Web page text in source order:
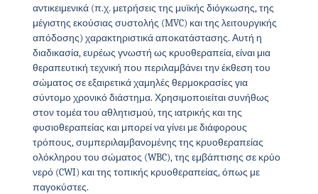
αντικειμενικά (π.χ. μετρήσεις της μυϊκής διόγκωσης, της
μέγιστης εκούσιας συστολής (MVC) και της λειτουργικής
απόδοσης) χαρακτηριστικά αποκατάστασης. Αυτή η
διαδικασία, ευρέως γνωστή ως κρυοθεραπεία, είναι μια
θεραπευτική τεχνική που περιλαμβάνει την έκθεση του
σώματος σε εξαιρετικά χαμηλές θερμοκρασίες για
σύντομο χρονικό διάστημα. Χρησιμοποιείται συνήθως
στον τομέα του αθλητισμού, της ιατρικής και της
φυσιοθεραπείας και μπορεί να γίνει με διάφορους
τρόπους, συμπεριλαμβανομένης της κρυοθεραπείας
ολόκληρου του σώματος (WBC), της εμβάπτισης σε κρύο
νερό (CWI) και της τοπικής κρυοθεραπείας, όπως με
παγοκύστες.